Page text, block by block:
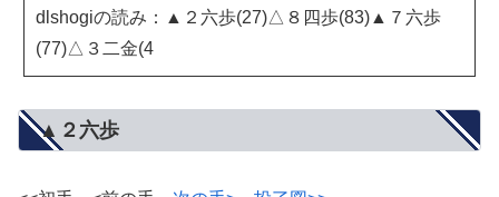
dlshogiの読み：▲２六歩(27)△８四歩(83)▲７六歩
(77)△３二金(4
▲２六歩